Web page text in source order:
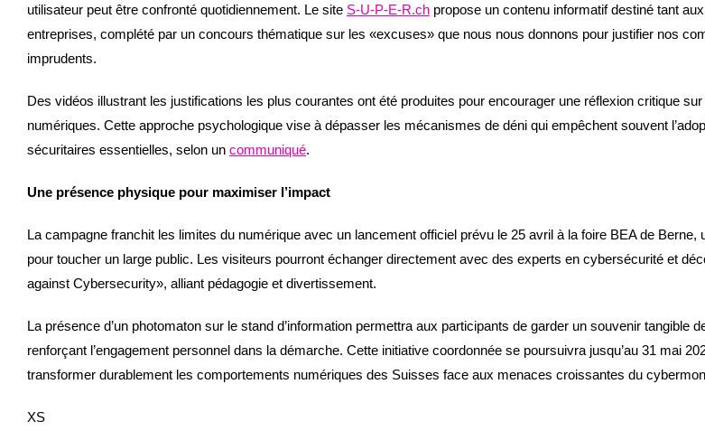
utilisateur peut être confronté quotidiennement. Le site S-U-P-E-R.ch propose un contenu informatif destiné tant
entreprises, complété par un concours thématique sur les «excuses» que nous nous donnons pour justifier nos
imprudents.
Des vidéos illustrant les justifications les plus courantes ont été produites pour encourager une réflexion critique
numériques. Cette approche psychologique vise à dépasser les mécanismes de déni qui empêchent souvent
sécuritaires essentielles, selon un communiqué.
Une présence physique pour maximiser l’impact
La campagne franchit les limites du numérique avec un lancement officiel prévu le 25 avril à la foire BEA de Berne,
pour toucher un large public. Les visiteurs pourront échanger directement avec des experts en cybersécurité et
against Cybersecurity», alliant pédagogie et divertissement.
La présence d’un photomaton sur le stand d’information permettra aux participants de garder un souvenir tangible
renforçant l’engagement personnel dans la démarche. Cette initiative coordonnée se poursuivra jusqu’au 31 mai
transformer durablement les comportements numériques des Suisses face aux menaces croissantes du
XS